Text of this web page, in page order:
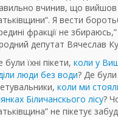
вчинив, що вийшов
Я вести
фракції не
депутат Вячеслав
були їхні пікети, коли у
люди без води? Де були
коли ми
Біличанскього лісу?
не пiкетує